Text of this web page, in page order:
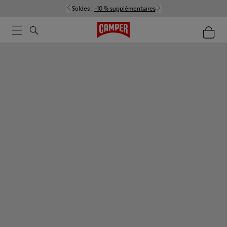
Soldes : -10 % supplémentaires